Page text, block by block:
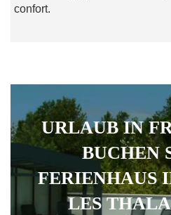
confort.
URLAUB IN
BUCHEN
FERIENHAUS
LES